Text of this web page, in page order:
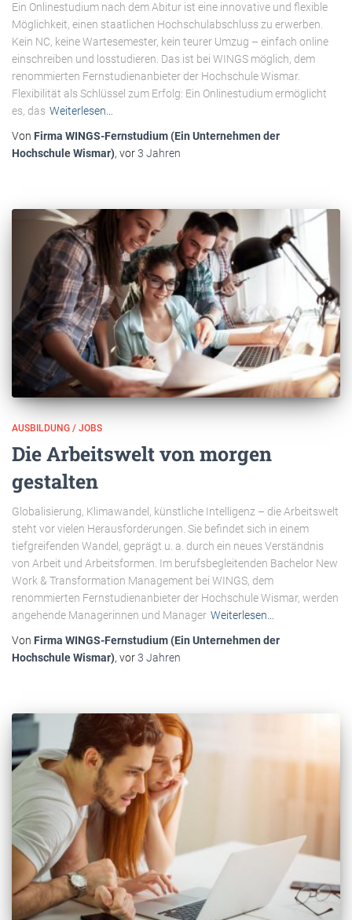
Ein Onlinestudium nach dem Abitur ist eine innovative und flexible
Möglichkeit, einen staatlichen Hochschulabschluss zu erwerben.
Kein NC, keine Wartesemester, kein teurer Umzug – einfach online
einschreiben und losstudieren. Das ist bei WINGS möglich, dem
renommierten Fernstudienanbieter der Hochschule Wismar.
Flexibilität als Schlüssel zum Erfolg: Ein Onlinestudium ermöglicht
es, das Weiterlesen…
Von Firma WINGS-Fernstudium (Ein Unternehmen der
Hochschule Wismar), vor3 Jahren
AUSBILDUNG / JOBS
Die Arbeitswelt von morgen
gestalten
Globalisierung, Klimawandel, künstliche In­te­­lligenz – die Arbeitswelt
steht vor vielen Herausforderungen. Sie befindet sich in einem
tiefgreifenden Wandel, geprägt u. a. durch ein neues Verständnis
von Arbeit und Arbeitsformen. Im berufsbegleitenden Bache­lor New
Work & Transformation Management bei WINGS, dem
renommierten Fernstudienanbieter der Hochschule Wismar, werden
angehende Managerinnen und Manager Weiterlesen…
Von Firma WINGS-Fernstudium (Ein Unternehmen der
Hochschule Wismar), vor3 Jahren